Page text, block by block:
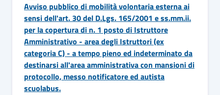
Avviso pubblico di mobilità volontaria esterna ai
sensi dell'art. 30 del D.Lgs. 165/2001 e ss.mm.ii.
per la copertura di n. 1 posto di Istruttore
Amministrativo - area degli Istruttori (ex
categoria C) - a tempo pieno ed indeterminato da
destinarsi all'area amministrativa con mansioni di
protocollo, messo notificatore ed autista
scuolabus.